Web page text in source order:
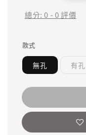
總分:0 -0評價
款式
無孔 有孔